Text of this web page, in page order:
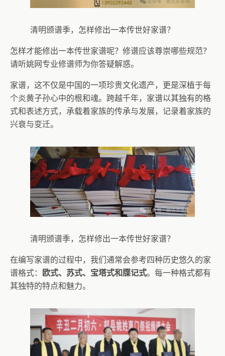
清明颁谱季，怎样修出一本传世好家谱？
怎样才能修出一本传世家谱呢？修谱应该尊崇哪些规范？
请听姚网专业修谱师为你答疑解惑。
家谱，这不仅是中国的一项珍贵文化遗产，更是深植于每
个炎黄子孙心中的根和魂。跨越千年，家谱以其独有的格
式和表述方式，承载着家族的传承与发展，记录着家族的
兴衰与变迁。
清明颁谱季，怎样修出一本传世好家谱？
在编写家谱的过程中，我们通常会参考四种历史悠久的家
谱格式：
欧式、苏式、宝塔式和牒记式。每一种格式都有
其独特的特点和魅力。